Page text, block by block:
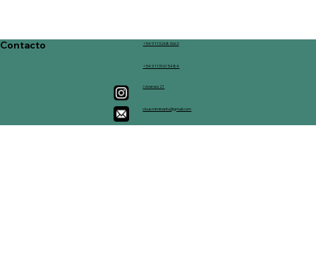
+54 9 113268 0662
+54 9 113161 5484
/viveross21
clousmiminantu@gmail.com
Contacto